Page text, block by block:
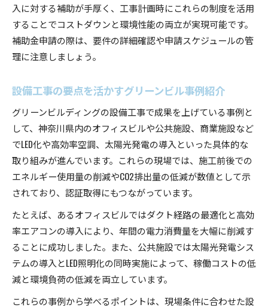
入に対する補助が手厚く、工事計画時にこれらの制度を活用
することでコストダウンと環境性能の両立が実現可能です。
補助金申請の際は、要件の詳細確認や申請スケジュールの管
理に注意しましょう。
設備工事の要点を活かすグリーンビル事例紹介
グリーンビルディングの設備工事で成果を上げている事例と
して、神奈川県内のオフィスビルや公共施設、商業施設など
でLED化や高効率空調、太陽光発電の導入といった具体的な
取り組みが進んでいます。これらの現場では、施工前後での
エネルギー使用量の削減やCO2排出量の低減が数値として示
されており、認証取得にもつながっています。
たとえば、あるオフィスビルではダクト経路の最適化と高効
率エアコンの導入により、年間の電力消費量を大幅に削減す
ることに成功しました。また、公共施設では太陽光発電シス
テムの導入とLED照明化の同時実施によって、稼働コストの低
減と環境負荷の低減を両立しています。
これらの事例から学べるポイントは、現場条件に合わせた設